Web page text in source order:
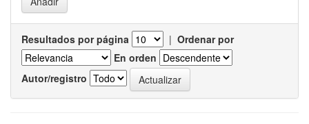
Resultados por página | Ordenar por
En orden
Autor/registro